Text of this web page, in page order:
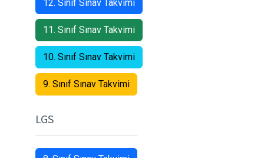
12. Sınıf Sınav Takvimi
11. Sınıf Sınav Takvimi
10. Sınıf Sınav Takvimi
9. Sınıf Sınav Takvimi
LGS